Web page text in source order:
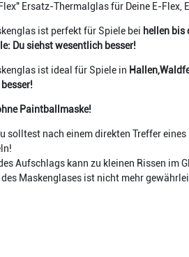
Ersatz-Thermalglas für Deine E-
ist perfekt für Spiele bei hellen bis
Du siehst wesentlich besser!
ist ideal für Spiele in
Paintballmaske!
solltest nach einem direkten Treffer
Aufschlags kann zu kleinen Rissen im
des Maskenglases ist nicht mehr